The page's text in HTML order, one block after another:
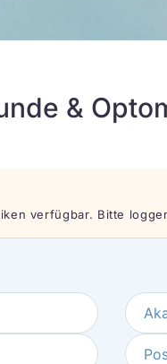
&
verfügbar. Bitte